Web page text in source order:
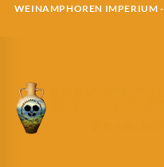
ZumWEINAMPHOREN IMPERIUM